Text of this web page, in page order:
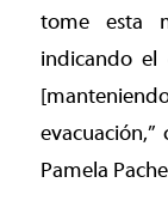
tome esta
indicando el
Pamela